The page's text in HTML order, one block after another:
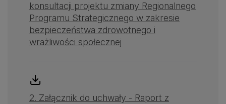
konsultacji projektu zmiany Regionalnego
Programu Strategicznego w zakresie
bezpieczeństwa zdrowotnego i
wrażliwości społecznej
2. Załącznik do uchwały - Raport z